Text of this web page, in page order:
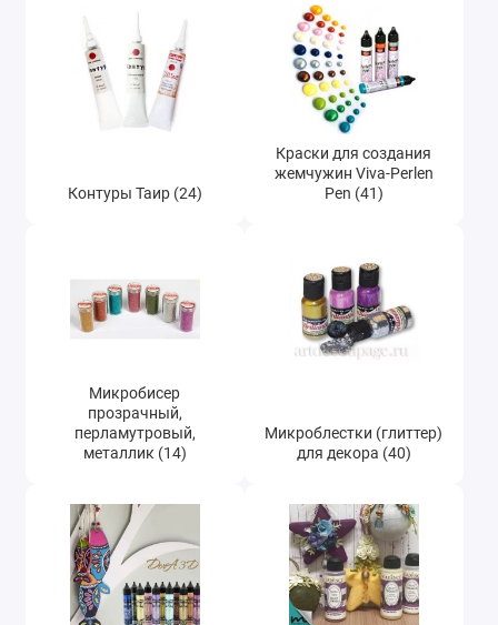
Пудра Эффект бархата (73)
Фацетный лак Viva Facetten Lack для
объемных трещин (21)
Контуры Таир (24)
Краски для создания
жемчужин Viva-Perlen
Pen (41)
Микробисер
прозрачный,
перламутровый,
металлик (14)
Микроблестки (глиттер)
для декора (40)